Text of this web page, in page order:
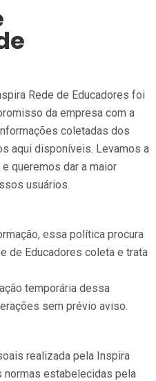
Rede de Educadores foi
da empresa com a
coletadas dos
aqui disponíveis. Levamos a
queremos dar a maior
usuários.
essa política procura
de Educadores coleta e trata
temporária dessa
sem prévio aviso.
realizada pela Inspira
normas estabelecidas pela